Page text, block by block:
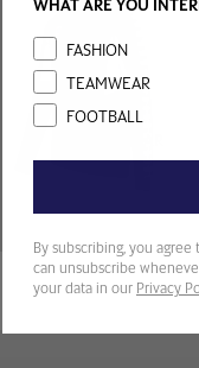
WHAT ARE YOU
InterestFASHION
TEAMWEAR
FOOTBALL
By subscribing, you agree
can unsubscribe
your data in our Privacy